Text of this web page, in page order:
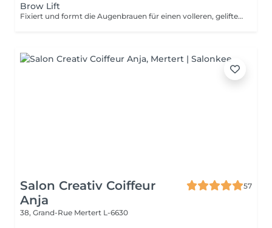
Brow Lift
Fixiert und formt die Augenbrauen für einen volleren, gelifteten Look - perfekt gestylt, Tag für Tag
Salon Creativ Coiffeur
Anja
57
38, Grand-Rue Mertert L-6630